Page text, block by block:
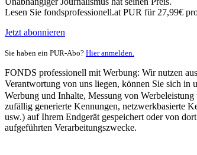
Lesen Sie fondsprofessionell.at PUR für 27,99€
Jetzt abonnieren
Sie haben ein PUR-Abo? Hier anmelden.
FONDS professionell mit Werbung: Wir nutzen
Verantwortung von uns liegen, können Sie sich in
Werbung und Inhalte, Messung von
zufällig generierte Kennungen, netzwerkbasierte
usw.) auf Ihrem Endgerät gespeichert oder von
aufgeführten Verarbeitungszwecke.